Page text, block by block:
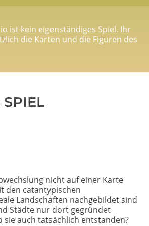
ist kein eigenständiges Spiel. Ihr
die Karten und die Figuren des
SPIEL
nicht auf einer Karte
den catantypischen
Landschaften nachgebildet sind
Städte nur dort gegründet
sie auch tatsächlich entstanden?